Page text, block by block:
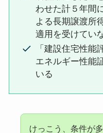
わせた計５年間
よる長期譲渡所
適用を受けてい
「建設住宅性能
エネルギー性能
いる
けっこう、条件が